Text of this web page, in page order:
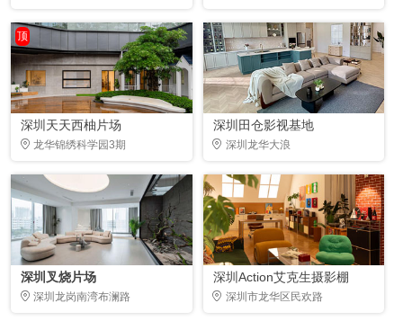
顶
深圳天天西柚片场
龙华锦绣科学园3期
深圳田仓影视基地
深圳龙华大浪
深圳叉烧片场
深圳龙岗南湾布澜路
深圳Action艾克生摄影棚
深圳市龙华区民欢路